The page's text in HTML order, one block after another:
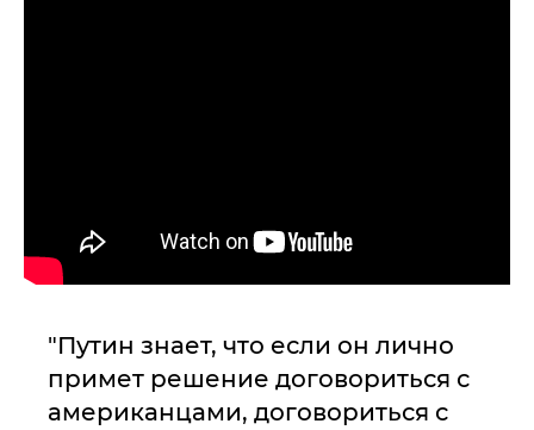
"Путин знает, что если он лично
примет решение договориться с
американцами, договориться с